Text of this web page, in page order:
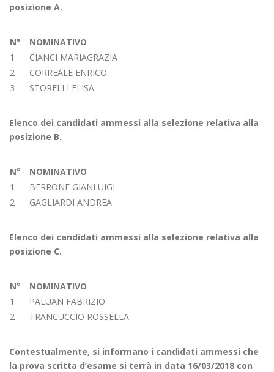
posizione A.
N°
NOMINATIVO
1
CIANCI MARIAGRAZIA
2
CORREALE ENRICO
3
STORELLI ELISA
Elenco dei candidati ammessi alla selezione relativa alla
posizione B.
N°
NOMINATIVO
1
BERRONE GIANLUIGI
2
GAGLIARDI ANDREA
Elenco dei candidati ammessi alla selezione relativa alla
posizione C.
N°
NOMINATIVO
1
PALUAN FABRIZIO
2
TRANCUCCIO ROSSELLA
Contestualmente, si informano i candidati ammessi che
la prova scritta d’esame si terrà in data 16/03/2018 con